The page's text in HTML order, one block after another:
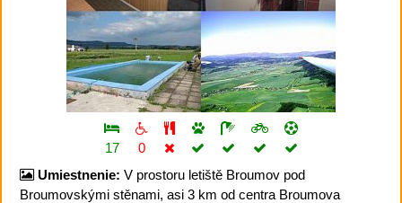
17
0
Umiestnenie: V prostoru letiště Broumov pod
Broumovskými stěnami, asi 3 km od centra Broumova